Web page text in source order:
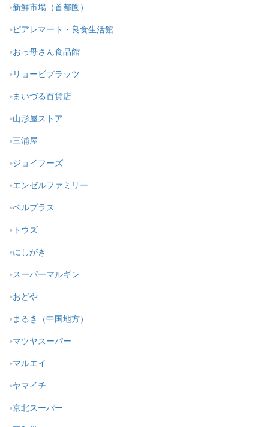
新鮮市場（首都圏）
ピアレマート・良食生活館
おっ母さん食品館
リョービプラッツ
まいづる百貨店
山形屋ストア
三浦屋
ジョイフーズ
エンゼルファミリー
ベルプラス
トウズ
にしがき
スーパーマルギン
おどや
まるき（中国地方）
マツヤスーパー
マルエイ
ヤマイチ
京北スーパー